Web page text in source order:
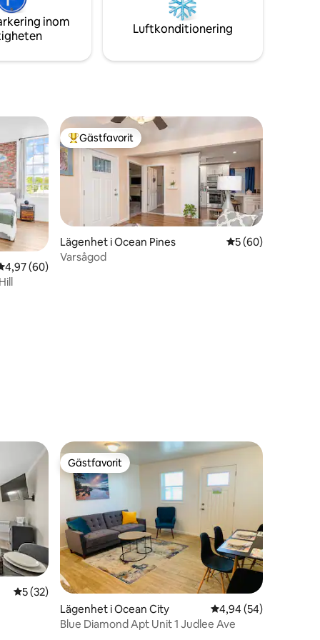
inom
Luftkonditionering
av 5 i genomsnittligt betyg, 60 omdömen
4,97 (60)
Populär gästfavorit
Gästfavorit
Lägenhet i Ocean Pines 5 av 5 i
5 (60)
Varsågod
5 av 5 i genomsnittligt betyg, 32 omdömen
5 (32)
Gästfavorit
Gästfavorit
Lägenhet i Ocean City 4,94 av 5 i
4,94 (54)
Blue Diamond Apt Unit 1 Judlee Ave